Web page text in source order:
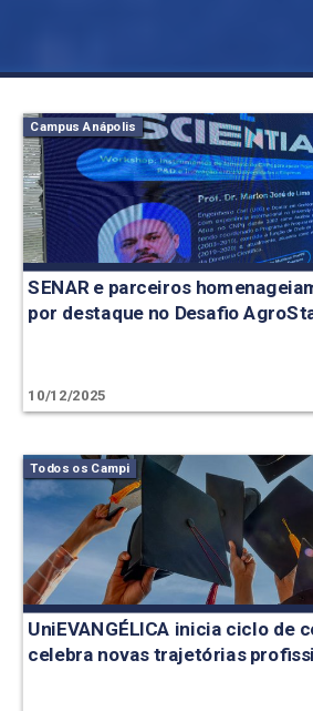
Campus Anápolis
SENAR e parceiros
por destaque no Desafio
10/12/2025
Todos os Campi
UniEVANGÉLICA inicia ciclo de
celebra novas trajetórias